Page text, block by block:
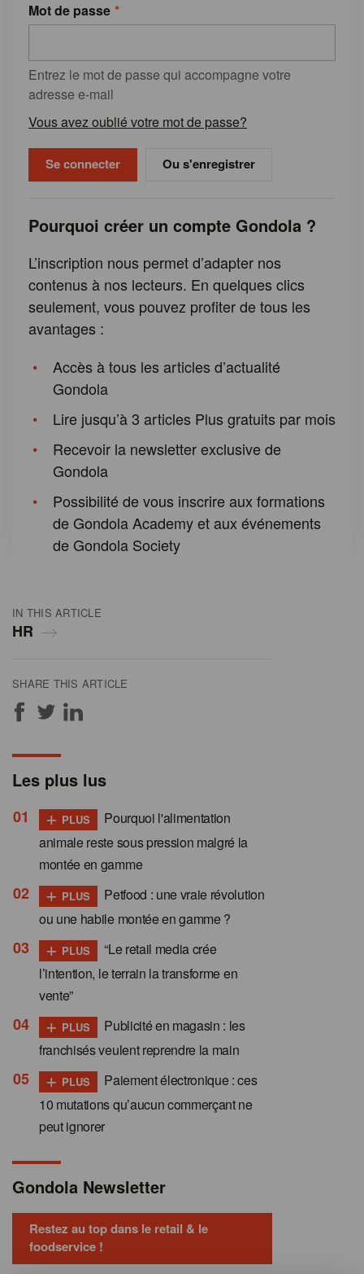
IN THIS ARTICLE
HR
SHARE THIS ARTICLE
Mot de passe
Entrez le mot de passe qui accompagne votre
adresse e-mail
Vous avez oublié votre mot de passe?
Ou s'enregistrer
Pourquoi créer un compte Gondola ?
L’inscription nous permet d’adapter nos
contenus à nos lecteurs. En quelques clics
seulement, vous pouvez profiter de tous les
avantages :
Accès à tous les articles d’actualité
Gondola
Lire jusqu’à 3 articles Plus gratuits par mois
Recevoir la newsletter exclusive de
Gondola
Possibilité de vous inscrire aux formations
de Gondola Academy et aux événements
de Gondola Society
Les plus lus
+ PLUS
Pourquoi l'alimentation
animale reste sous pression malgré la
montée en gamme
+ PLUS
Petfood : une vraie révolution
ou une habile montée en gamme ?
+ PLUS
“Le retail media crée
l’intention, le terrain la transforme en
vente”
+ PLUS
Publicité en magasin : les
franchisés veulent reprendre la main
+ PLUS
Paiement électronique : ces
10 mutations qu’aucun commerçant ne
peut ignorer
Gondola Newsletter
Restez au top dans le retail & le
foodservice !